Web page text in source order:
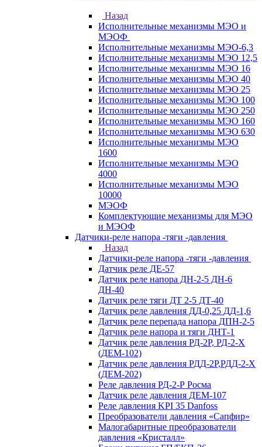
Назад
Исполнительные механизмы МЭО и
МЭОФ
Исполнительные механизмы МЭО-6,3
Исполнительные механизмы МЭО 12,5
Исполнительные механизмы МЭО 16
Исполнительные механизмы МЭО 40
Исполнительные механизмы МЭО 25
Исполнительные механизмы МЭО 100
Исполнительные механизмы МЭО 250
Исполнительные механизмы МЭО 160
Исполнительные механизмы МЭО 630
Исполнительные механизмы МЭО
1600
Исполнительные механизмы МЭО
4000
Исполнительные механизмы МЭО
10000
МЭОФ
Комплектующие механизмы для МЭО
и МЭОФ
Датчики-реле напора -тяги -давления
Назад
Датчики-реле напора -тяги -давления
Датчик реле ДЕ-57
Датчик реле напора ДН-2-5 ДН-6
ДН-40
Датчик реле тяги ДТ 2-5 ДТ-40
Датчик реле давления ДД-0,25 ДД-1,6
Датчик реле перепада напора ДПН-2-5
Датчик реле напора и тяги ДНТ-1
Датчик реле давления РД-2Р, РД-2-Х
(ДЕМ-102)
Датчик реле давления РДД-2Р,РДД-2-Х
(ДЕМ-202)
Реле давления РД-2-Р Росма
Датчик реле давления ДЕМ-107
Реле давления KPI 35 Danfoss
Преобразователи давления «Сапфир»
Малогабаритные преобразователи
давления «Кристалл»